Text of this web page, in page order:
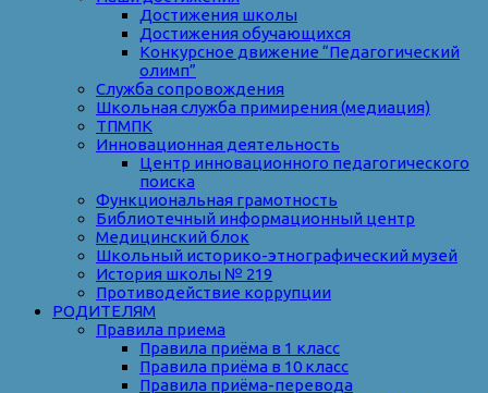
Достижения школы
Достижения обучающихся
Конкурсное движение “Педагогический
олимп”
Служба сопровождения
Школьная служба примирения (медиация)
ТПМПК
Инновационная деятельность
Центр инновационного педагогического
поиска
Функциональная грамотность
Библиотечный информационный центр
Медицинский блок
Школьный историко-этнографический музей
История школы № 219
Противодействие коррупции
РОДИТЕЛЯМ
Правила приема
Правила приёма в 1 класс
Правила приёма в 10 класс
Правила приёма-перевода